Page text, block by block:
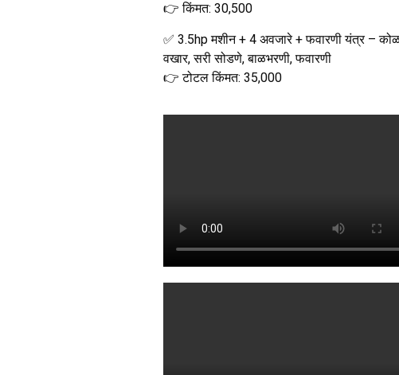
👉 किंमत: ₹30,500
✅ 3.5hp मशीन + 4 अवजारे + फवारणी यंत्र –
वखार, सरी सोडणे, बाळभरणी, फवारणी
👉 टोटल किंमत: ₹35,000